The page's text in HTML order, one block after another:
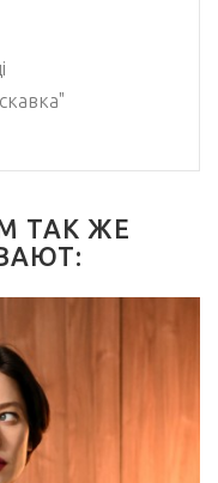
ТАК ЖЕ